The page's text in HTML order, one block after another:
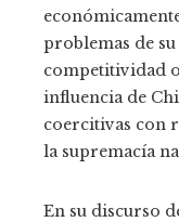
problemas de
competitividad
influencia de
coercitivas con
la supremacía
En su discurso